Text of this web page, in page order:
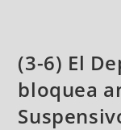
(3-6) El
bloquea